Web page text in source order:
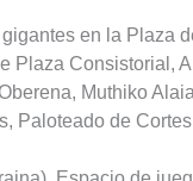
en la Plaza
Plaza Consistorial,
Muthiko
Paloteado de